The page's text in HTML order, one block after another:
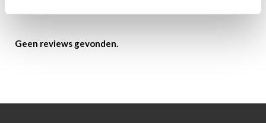
Geen reviews gevonden.